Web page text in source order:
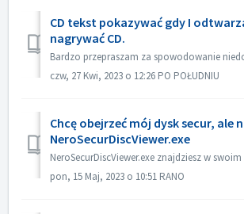
CD tekst pokazywać gdy I
nagrywać CD.
czw, 27 Kwi, 2023 o 12:26 PO POŁUDNIU
Chcę obejrzeć mój dysk secur, ale
NeroSecurDiscViewer.exe
pon, 15 Maj, 2023 o 10:51 RANO